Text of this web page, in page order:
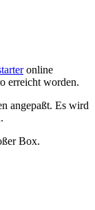
online
erreicht worden.
angepaßt. Es wird
Box.